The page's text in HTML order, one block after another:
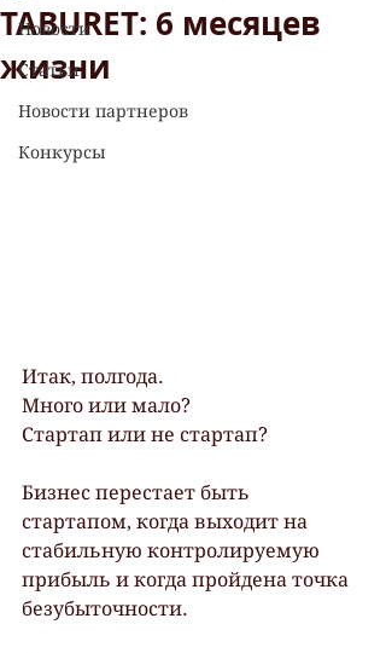
Новости
Статьи
Новости партнеров
Конкурсы
TABURET: 6 месяцев
жизни
Итак, полгода.
Много или мало?
Стартап или не стартап?
Бизнес перестает быть
стартапом, когда выходит на
стабильную контролируемую
прибыль и когда пройдена точка
безубыточности.